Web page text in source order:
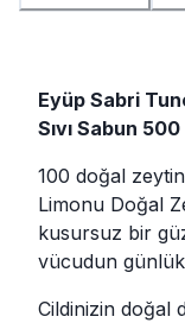
Eyüp Sabri
Sıvı Sabun
100 doğal
Limonu Doğal
kusursuz bir
vücudun günlük
Cildinizin doğal